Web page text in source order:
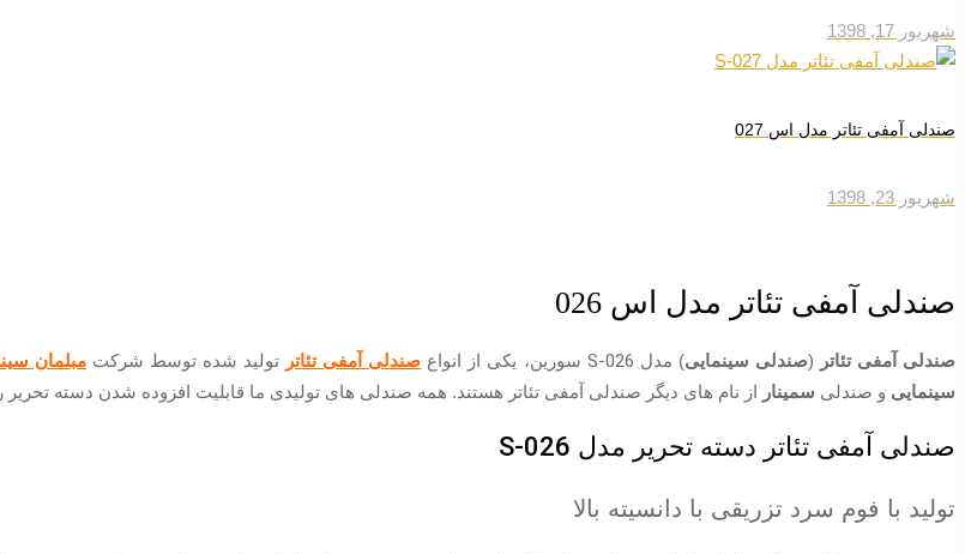
شهریور 17, 1398
صندلی آمفی تئاتر مدل اس 027
شهریور 23, 1398
صندلی آمفی تئاتر مدل اس 026
صندلی آمفی تئاتر (صندلی سینمایی) مدل S-026 سورین، یکی از انواع صندلی آمفی تئاتر تولید شده توسط شرکتمبلمان
سینمایی و صندلی سمینار از نام های دیگر صندلی آمفی تئاتر هستند. همه صندلی های تولیدی ما قابلیت افزوده شدن دسته تحریر
صندلی آمفی تئاتر دسته تحریر مدل S-026
تولید با فوم سرد تزریقی با دانسیته بالا